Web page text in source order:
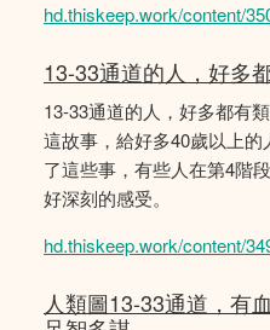
hd.thiskeep.work/content/
13-33通道的人，好多
13-33通道的人，好多都有
這故事，給好多40歲以上
了這些事，有些人在第4階
好深刻的感受。
hd.thiskeep.work/content/
人類圖13-33通道，有